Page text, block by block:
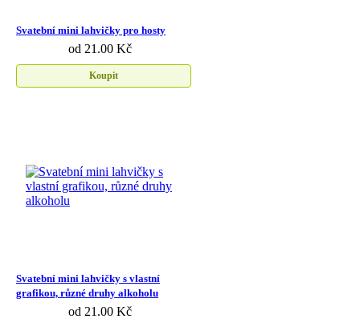
Svatební mini lahvičky pro hosty
od 21.00 Kč
Koupit
Svatební mini lahvičky s vlastní
grafikou, různé druhy alkoholu
od 21.00 Kč